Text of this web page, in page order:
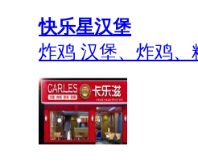
快乐星汉堡
炸鸡 汉堡、炸鸡